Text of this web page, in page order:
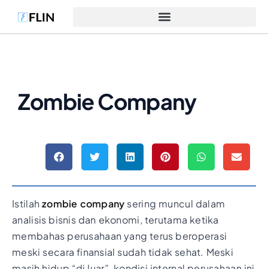
Zombie Company
Istilah zombie company sering muncul dalam
analisis bisnis dan ekonomi, terutama ketika
membahas perusahaan yang terus beroperasi
meski secara finansial sudah tidak sehat. Meski